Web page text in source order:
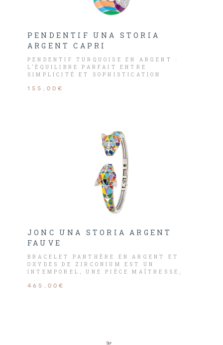
PENDENTIF UNA STORIA
ARGENT CAPRI
PENDENTIF TURQUOISE EN ARGENT :
L’ÉQUILIBRE PARFAIT ENTRE
SIMPLICITÉ ET SOPHISTICATION
155,00€
JONC UNA STORIA ARGENT
FAUVE
BRACELET PANTHÈRE EN ARGENT ET
OXYDES DE ZIRCONIUM EST UN
INTEMPOREL, UNE PIÈCE MAÎTRESSE,
REPRÉSENTATION DE LA LIBERTÉ !
465,00€